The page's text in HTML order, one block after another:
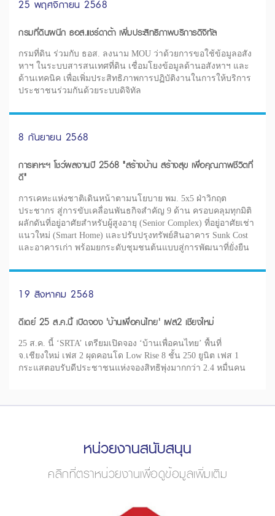
25 พฤศจิกายน 2568
กรมที่ดินผนึก ธอส.แชร์ดาต้า เพิ่มประสิทธิภาพบริการดิจิทัล
กรมที่ดิน ร่วมกับ ธอส. ลงนาม MOU ว่าด้วยการขอใช้ข้อมูลอสัง
หาฯ ในระบบสารสนเทศที่ดิน เชื่อมโยงข้อมูลด้านอสังหาฯ และ
ด้านเทคนิค เพื่อเพิ่มประสิทธิภาพการปฏิบัติงานในการให้บริการ
ประชาชนร่วมกันด้วยระบบดิจิทัล
8 กันยายน 2568
การเคหะฯ โชว์ผลงานปี 2568 "สร้างบ้าน สร้างสุข เพื่อคุณภาพชีวิตที่
ดี"
การเคหะแห่งชาติเดินหน้าตามนโยบาย พม. 5x5 ฝ่าวิกฤต
ประชากร สู่การขับเคลื่อนพันธกิจสำคัญ 9 ด้าน ครอบคลุมทุกมิติ
ผลักดันที่อยู่อาศัยสำหรับผู้สูงอายุ (Senior Complex) ที่อยู่อาศัยเช่า
แนวใหม่ (Smart Home) และปรับปรุงทรัพย์สินอาคาร Sunk Cost
และอาคารเก่า พร้อมยกระดับชุมชนต้นแบบสู่การพัฒนาที่ยั่งยืน
19 สิงหาคม 2568
ดีเดย์ 25 ส.ค.นี้ เปิดจอง 'บ้านเพื่อคนไทย' เฟส2 เชียงใหม่
25 ส.ค. นี้ ‘SRTA’ เตรียมเปิดจอง ‘บ้านเพื่อคนไทย’ พื้นที่
จ.เชียงใหม่ เฟส 2 ผุดคอนโด Low Rise 8 ชั้น 250 ยูนิต เฟส 1
กระแสตอบรับดีประชาชนแห่งจองสิทธิพุ่งมากกว่า 2.4 หมื่นคน
หน่วยงานสนับสนุน
คลิกที่ตราหน่วยงานเพื่อดูข้อมูลเพิ่มเติม